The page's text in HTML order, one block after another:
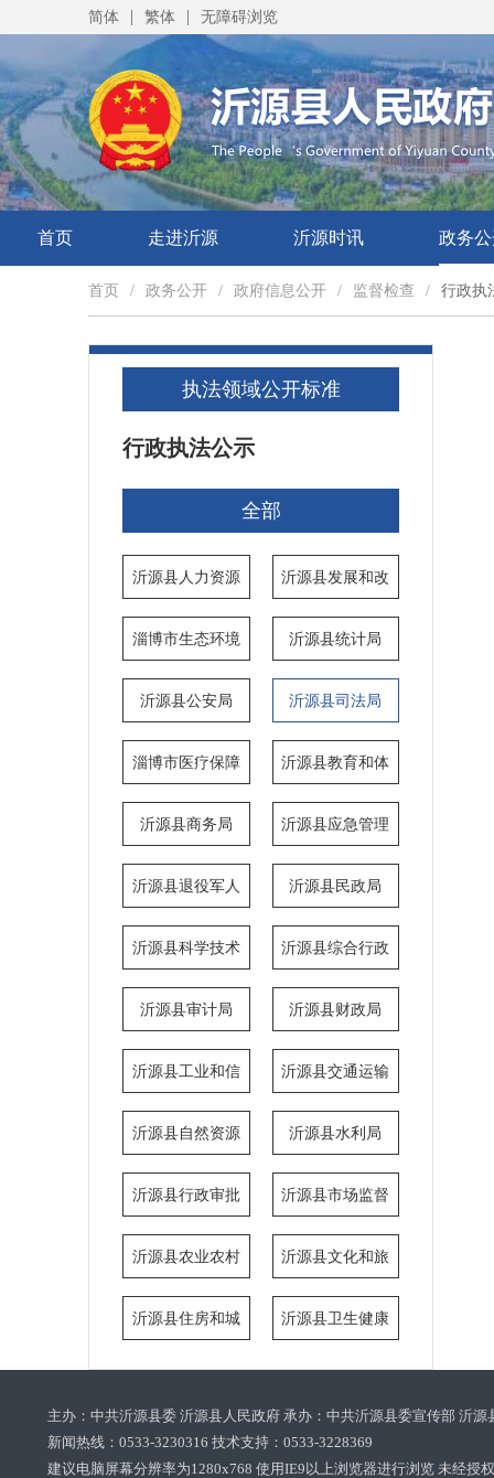
简体 | 繁体 | 无障碍浏览
首页 走进沂源 沂源时讯 政务
首页 / 政务公开 / 政府信息公开 / 监督检查 / 行政执
执法领域公开标准
行政执法公示
全部
沂源县人力资源
和社会保障局
沂源县发展和改
革局
淄博市生态环境
局沂源分局
沂源县统计局
沂源县公安局 沂源县司法局
淄博市医疗保障
局沂源分局
沂源县教育和体
育局
沂源县商务局
沂源县应急管理
局
沂源县退役军人
事务局
沂源县民政局
沂源县科学技术
局
沂源县综合行政
执法局
沂源县审计局
沂源县财政局
沂源县工业和信
息化局
沂源县交通运输
局
沂源县自然资源
局
沂源县水利局
沂源县行政审批
服务局
沂源县市场监督
管理局
沂源县农业农村
局
沂源县文化和旅
游局
沂源县住房和城
沂源县卫生健康
主办：中共沂源县委 沂源县人民政府 承办：中共沂源县委宣传部 沂
新闻热线：0533-3230316 技术支持：0533-3228369‌‌
建议电脑屏幕分辨率为1280x768 使用IE9以上浏览器进行浏览 未经授